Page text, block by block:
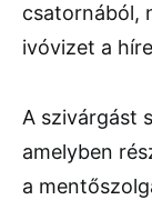
csatornából,
ivóvizet a
A szivárgást
amelyben
a